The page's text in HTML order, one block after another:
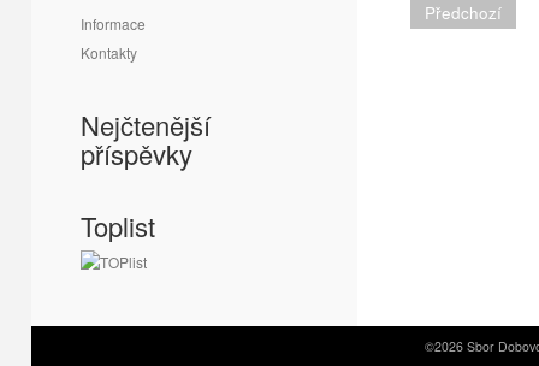
Informace
Kontakty
Nejčtenější
příspěvky
Toplist
Předchozí
©2026 Sbor